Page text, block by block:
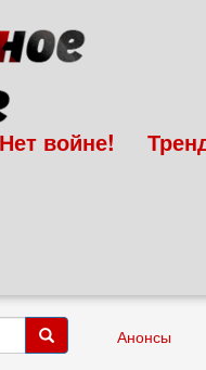
Нет войне!
Анонсы